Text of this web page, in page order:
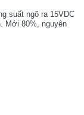
suất ngõ ra 15VDC
Mới 80%, nguyên